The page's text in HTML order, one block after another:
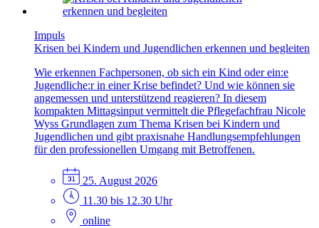
Impuls
Krisen bei Kindern und Jugendlichen erkennen und begleiten
Wie erkennen Fachpersonen, ob sich ein Kind oder ein:e
Jugendliche:r in einer Krise befindet? Und wie können sie
angemessen und unterstützend reagieren? In diesem
kompakten Mittagsinput vermittelt die Pflegefachfrau Nicole
Wyss Grundlagen zum Thema Krisen bei Kindern und
Jugendlichen und gibt praxisnahe Handlungsempfehlungen
für den professionellen Umgang mit Betroffenen.
25. August 2026
11.30 bis 12.30 Uhr
online